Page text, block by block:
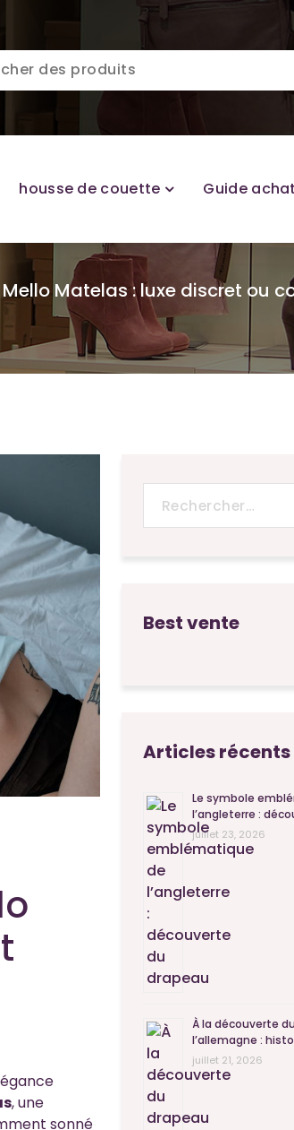
housse de couette Guide achat
Matelas : luxe discret ou
, une
sonné
pour :
Best vente
Articles récents
Le symbole
l’angleterre :
juillet 23, 2026
À la découverte
l’allemagne :
juillet 21, 2026